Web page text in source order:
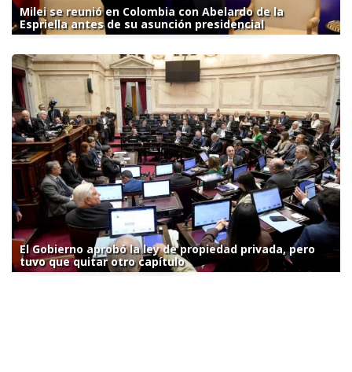
Milei se reunió en Colombia con Abelardo de la
Espriella antes de su asunción presidencial
El Gobierno aprobó la ley de propiedad privada, pero
tuvo que quitar otro capítulo